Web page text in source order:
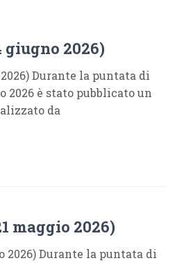
giugno 2026)
Durante la puntata di
2026 è stato pubblicato un
da
maggio 2026)
2026) Durante la puntata di